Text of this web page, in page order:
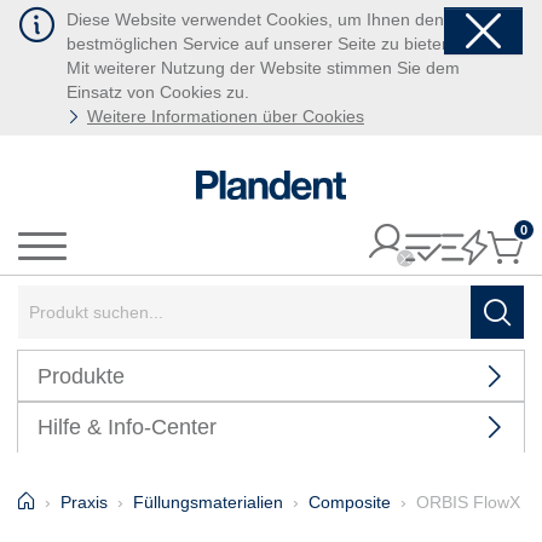
Diese Website verwendet Cookies, um Ihnen den
bestmöglichen Service auf unserer Seite zu bieten.
Mit weiterer Nutzung der Website stimmen Sie dem
Einsatz von Cookies zu.
Weitere Informationen über Cookies
Menü
0
Produkte
Hilfe & Info-Center
HomePraxis Füllungsmaterialien Composite ORBIS FlowX